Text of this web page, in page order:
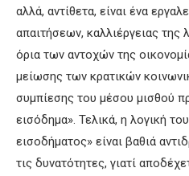
αλλά, αντίθετα, είναι ένα
απαιτήσεων, καλλιέργειας της
όρια των αντοχών της
μείωσης των κρατικών
συμπίεσης του μέσου μισθού
εισόδημα». Τελικά, η λογική
εισοδήματος» είναι βαθιά
τις δυνατότητες, γιατί